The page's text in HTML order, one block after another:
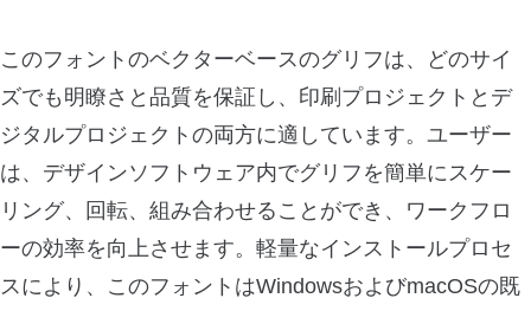
このフォントのベクターベースのグリフは、どのサイ
ズでも明瞭さと品質を保証し、印刷プロジェクトとデ
ジタルプロジェクトの両方に適しています。ユーザー
は、デザインソフトウェア内でグリフを簡単にスケー
リング、回転、組み合わせることができ、ワークフロ
ーの効率を向上させます。軽量なインストールプロセ
スにより、このフォントはWindowsおよびmacOSの既